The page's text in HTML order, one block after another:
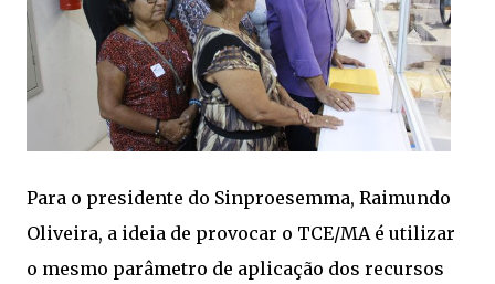
Para o presidente do Sinproesemma, Raimundo
Oliveira, a ideia de provocar o TCE/MA é utilizar
o mesmo parâmetro de aplicação dos recursos